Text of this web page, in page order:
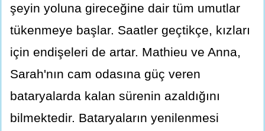
şeyin yoluna gireceğine dair tüm umutlar
tükenmeye başlar. Saatler geçtikçe, kızları
için endişeleri de artar. Mathieu ve Anna,
Sarah'nın cam odasına güç veren
bataryalarda kalan sürenin azaldığını
bilmektedir. Bataryaların yenilenmesi